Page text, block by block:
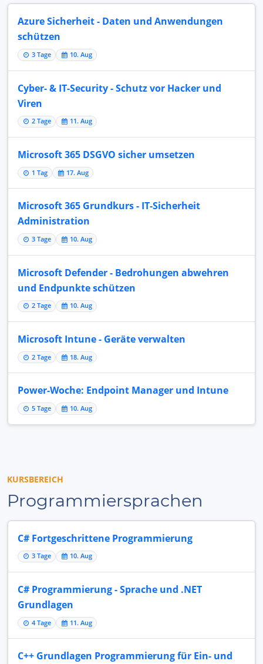
Azure Sicherheit - Daten und Anwendungen
schützen
3 Tage 10. Aug
Cyber- & IT-Security - Schutz vor Hacker und
Viren
2 Tage 11. Aug
Microsoft 365 DSGVO sicher umsetzen
1 Tag 17. Aug
Microsoft 365 Grundkurs - IT-Sicherheit
Administration
3 Tage 10. Aug
Microsoft Defender - Bedrohungen abwehren
und Endpunkte schützen
2 Tage 10. Aug
Microsoft Intune - Geräte verwalten
2 Tage 18. Aug
Power-Woche: Endpoint Manager und Intune
5 Tage 10. Aug
KURSBEREICH
Programmiersprachen
C# Fortgeschrittene Programmierung
3 Tage 10. Aug
C# Programmierung - Sprache und .NET
Grundlagen
4 Tage 11. Aug
C++ Grundlagen Programmierung für Ein- und